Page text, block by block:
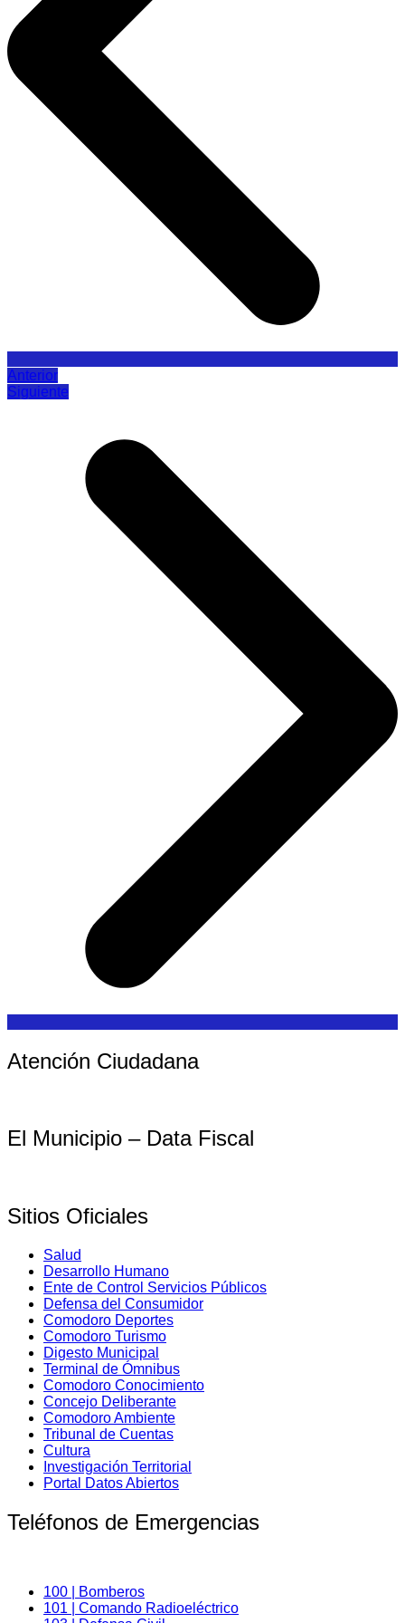
Anterior
Siguiente
Atención Ciudadana
El Municipio – Data Fiscal
Sitios Oficiales
Salud
Desarrollo Humano
Ente de Control Servicios Públicos
Defensa del Consumidor
Comodoro Deportes
Comodoro Turismo
Digesto Municipal
Terminal de Ómnibus
Comodoro Conocimiento
Concejo Deliberante
Comodoro Ambiente
Tribunal de Cuentas
Cultura
Investigación Territorial
Portal Datos Abiertos
Teléfonos de Emergencias
100 | Bomberos
101 | Comando Radioeléctrico